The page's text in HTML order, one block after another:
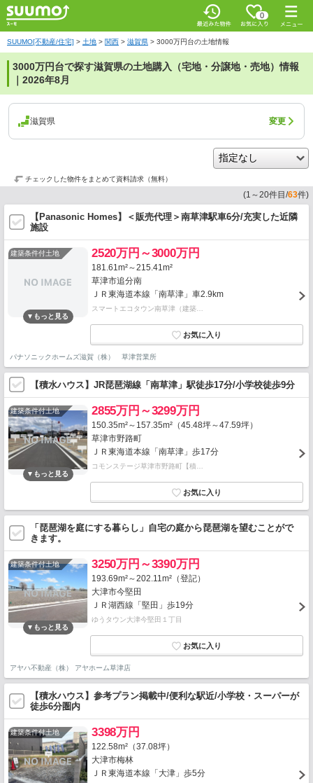
0
SUUMO[不動産/住宅] > 土地 > 関西 > 滋賀県 > 3000万円台の土地情報
3000万円台で探す滋賀県の土地購入（宅地・分譲地・売地）情報
｜2026年8月
滋賀県 変更
チェックした物件をまとめて資料請求（無料）
(1 ～20件目/63件)
【Panasonic Homes】＜販売代理＞南草津駅車6分/充実した近隣
施設
建築条件付土地 2520万円～3000万円
181.61m²～215.41m²
草津市追分南
ＪＲ東海道本線「南草津」車2.9km
スマートエコタウン南草津（建築…
パナソニックホームズ滋賀（株） 草津営業所
【積水ハウス】JR琵琶湖線「南草津」駅徒歩17分/小学校徒歩9分
建築条件付土地 2855万円～3299万円
150.35m²～157.35m²（45.48坪～47.59坪）
草津市野路町
ＪＲ東海道本線「南草津」歩17分
コモンステージ草津市野路町【積…
「琵琶湖を庭にする暮らし」自宅の庭から琵琶湖を望むことがで
きます。
建築条件付土地 3250万円～3390万円
193.69m²～202.11m²（登記）
大津市今堅田
ＪＲ湖西線「堅田」歩19分
ゆうタウン大津今堅田１丁目
アヤハ不動産（株） アヤホーム草津店
【積水ハウス】参考プラン掲載中/便利な駅近/小学校・スーパーが
徒歩6分圏内
建築条件付土地 3398万円
122.58m²（37.08坪）
大津市梅林
ＪＲ東海道本線「大津」歩5分